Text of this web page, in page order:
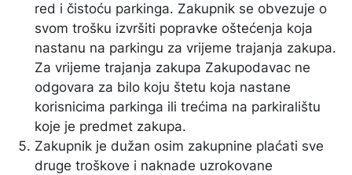
red i čistoću parkinga. Zakupnik se obvezuje o
svom trošku izvršiti popravke oštećenja koja
nastanu na parkingu za vrijeme trajanja zakupa.
Za vrijeme trajanja zakupa Zakupodavac ne
odgovara za bilo koju štetu koja nastane
korisnicima parkinga ili trećima na parkiralištu
koje je predmet zakupa.
Zakupnik je dužan osim zakupnine plaćati sve
druge troškove i naknade uzrokovane